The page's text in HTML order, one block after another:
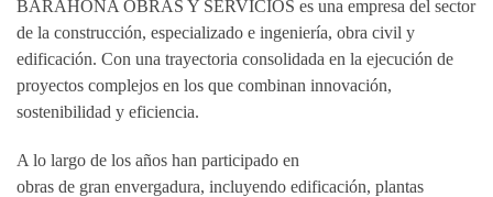
BARAHONA OBRAS Y SERVICIOS es una empresa del sector
de la construcción, especializado e ingeniería, obra civil y
edificación. Con una trayectoria consolidada en la ejecución de
proyectos complejos en los que combinan innovación,
sostenibilidad y eficiencia.
A lo largo de los años han participado en
obras de gran envergadura, incluyendo edificación, plantas